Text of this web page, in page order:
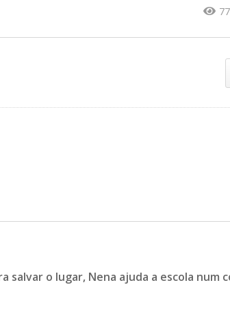
salvar o lugar, Nena ajuda a escola num